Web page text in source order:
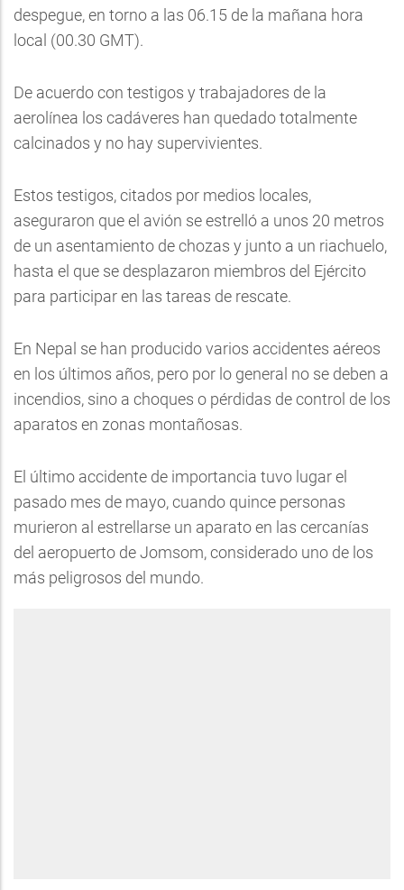
despegue, en torno a las 06.15 de la mañana hora
local (00.30 GMT).
De acuerdo con testigos y trabajadores de la
aerolínea los cadáveres han quedado totalmente
calcinados y no hay supervivientes.
Estos testigos, citados por medios locales,
aseguraron que el avión se estrelló a unos 20 metros
de un asentamiento de chozas y junto a un riachuelo,
hasta el que se desplazaron miembros del Ejército
para participar en las tareas de rescate.
En Nepal se han producido varios accidentes aéreos
en los últimos años, pero por lo general no se deben a
incendios, sino a choques o pérdidas de control de los
aparatos en zonas montañosas.
El último accidente de importancia tuvo lugar el
pasado mes de mayo, cuando quince personas
murieron al estrellarse un aparato en las cercanías
del aeropuerto de Jomsom, considerado uno de los
más peligrosos del mundo.